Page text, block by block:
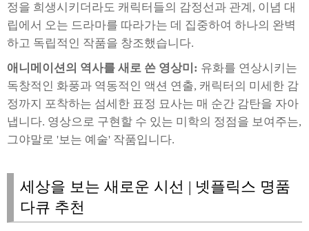
정을 희생시키더라도 캐릭터들의 감정선과 관계, 이념 대
립에서 오는 드라마를 따라가는 데 집중하여 하나의 완벽
하고 독립적인 작품을 창조했습니다.
애니메이션의 역사를 새로 쓴 영상미: 유화를 연상시키는
독창적인 화풍과 역동적인 액션 연출, 캐릭터의 미세한 감
정까지 포착하는 섬세한 표정 묘사는 매 순간 감탄을 자아
냅니다. 영상으로 구현할 수 있는 미학의 정점을 보여주는,
그야말로 '보는 예술' 작품입니다.
세상을 보는 새로운 시선 | 넷플릭스 명품
다큐 추천